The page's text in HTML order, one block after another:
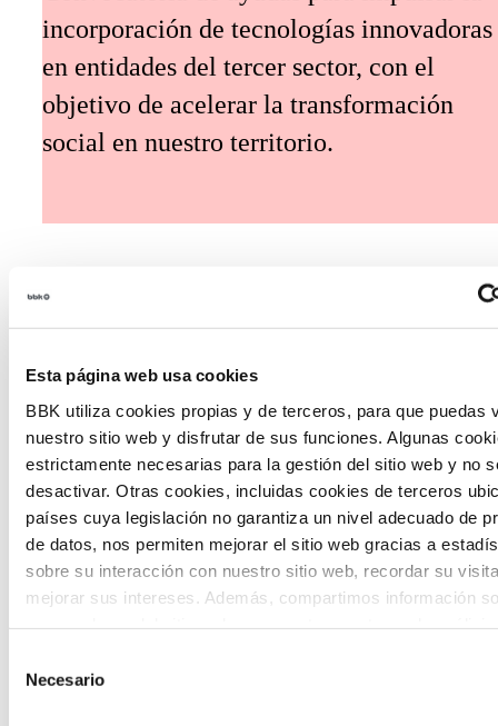
Esta página web usa cookies
BBK utiliza cookies propias y de terceros, para que puedas
nuestro sitio web y disfrutar de sus funciones. Algunas
estrictamente necesarias para la gestión del sitio web y no
desactivar. Otras cookies, incluidas cookies de terceros
países cuya legislación no garantiza un nivel adecuado de
de datos, nos permiten mejorar el sitio web gracias a
sobre su interacción con nuestro sitio web, recordar su
mejorar sus intereses. Además, compartimos información
proporcionado o que hayan recopilado a partir del uso que
Necesario
incorporación de tecnologías innovadoras
en entidades del tercer sector, con el
objetivo de acelerar la transformación
social en nuestro territorio.
Habitantes del futuro
Habitantes del Futuro es un espacio de
prospectiva ciudadana orientado a
introducir la participación de la
ciudadanía y la voz de los jóvenes en la
definición de escenarios futuros y el
diseño de soluciones a los principales
retos de Euskadi.